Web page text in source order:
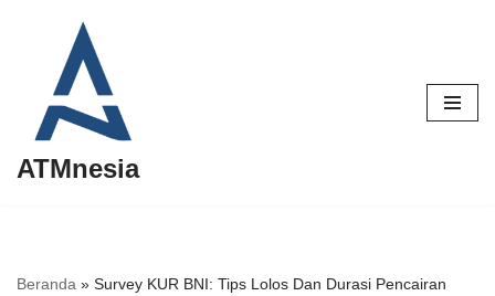
Lompat
konten
ATMnesia
Beranda » Survey KUR BNI: Tips Lolos Dan Durasi Pencairan